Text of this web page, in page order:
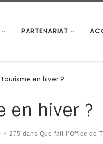
PARTENARIAT
en hiver ?
en hiver ?
× 275 dans Que fait l’Office de